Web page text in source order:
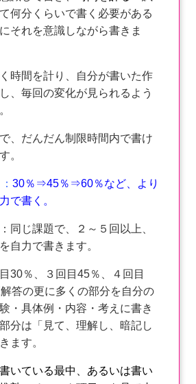
何分くらいで書く必要がある
それを意識しながら書きま
時間を計り、自分が書いた作
、毎回の変化が見られるよう
、だんだん制限時間内で書け
。
30％⇒45％⇒60％など、より
で書く。
じ課題で、２～５回以上、
自力で書きます。
30％、３回目45％、４回目
答の更に多くの部分を自分の
・具体例・内容・考えに書き
分は「見て、理解し、暗記し
ます。
いている最中、あるいは書い